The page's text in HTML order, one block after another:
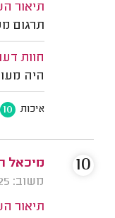
תיאור
תרגום
חוות
היה
איכות 10
מיכאל
משוב: 19/06/2025
תיאור
10